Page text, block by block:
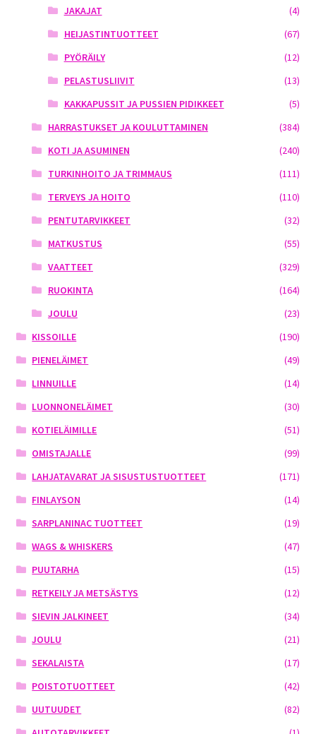
JAKAJAT
(4)
HEIJASTINTUOTTEET
(67)
PYÖRÄILY
(12)
PELASTUSLIIVIT
(13)
KAKKAPUSSIT JA PUSSIEN PIDIKKEET
(5)
HARRASTUKSET JA KOULUTTAMINEN
(384)
KOTI JA ASUMINEN
(240)
TURKINHOITO JA TRIMMAUS
(111)
TERVEYS JA HOITO
(110)
PENTUTARVIKKEET
(32)
MATKUSTUS
(55)
VAATTEET
(329)
RUOKINTA
(164)
JOULU
(23)
KISSOILLE
(190)
PIENELÄIMET
(49)
LINNUILLE
(14)
LUONNONELÄIMET
(30)
KOTIELÄIMILLE
(51)
OMISTAJALLE
(99)
LAHJATAVARAT JA SISUSTUSTUOTTEET
(171)
FINLAYSON
(14)
SARPLANINAC TUOTTEET
(19)
WAGS & WHISKERS
(47)
PUUTARHA
(15)
RETKEILY JA METSÄSTYS
(12)
SIEVIN JALKINEET
(34)
JOULU
(21)
SEKALAISTA
(17)
POISTOTUOTTEET
(42)
UUTUUDET
(82)